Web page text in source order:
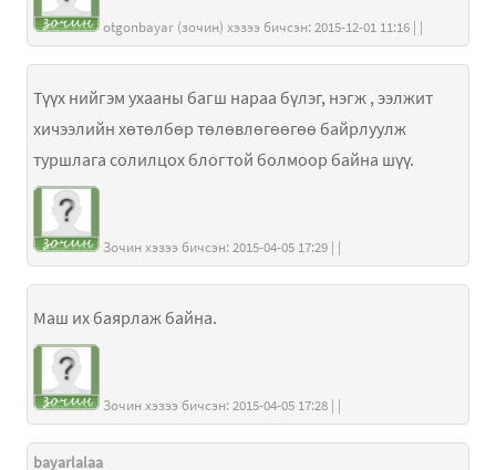
otgonbayar (зочин) хэзээ бичсэн: 2015-12-01 11:16 | |
Түүх нийгэм ухааны багш нараа бүлэг, нэгж , ээлжит
хичээлийн хөтөлбөр төлөвлөгөөгөө байрлуулж
туршлага солилцох блогтой болмоор байна шүү.
Зочин хэзээ бичсэн: 2015-04-05 17:29 | |
Маш их баярлаж байна.
Зочин хэзээ бичсэн: 2015-04-05 17:28 | |
bayarlalaa